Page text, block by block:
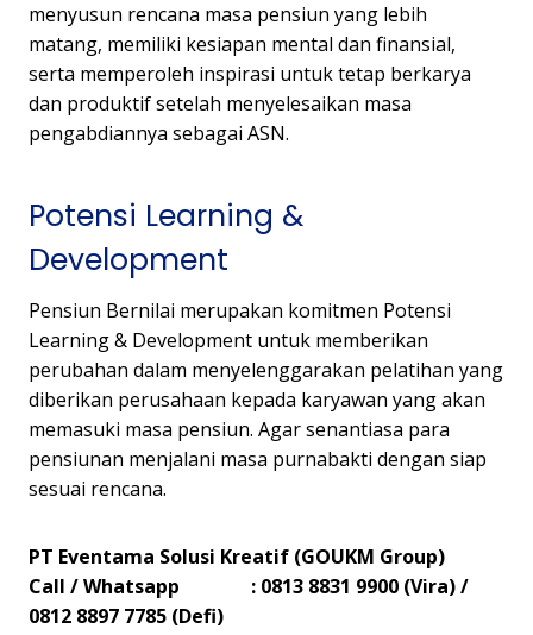
menyusun rencana masa pensiun yang lebih
matang, memiliki kesiapan mental dan finansial,
serta memperoleh inspirasi untuk tetap berkarya
dan produktif setelah menyelesaikan masa
pengabdiannya sebagai ASN.
Potensi Learning &
Development
Pensiun Bernilai merupakan komitmen Potensi
Learning & Development untuk memberikan
perubahan dalam menyelenggarakan pelatihan yang
diberikan perusahaan kepada karyawan yang akan
memasuki masa pensiun. Agar senantiasa para
pensiunan menjalani masa purnabakti dengan siap
sesuai rencana.
PT Eventama Solusi Kreatif (GOUKM Group)
Call / Whatsapp : 0813 8831 9900 (Vira) /
0812 8897 7785 (Defi)